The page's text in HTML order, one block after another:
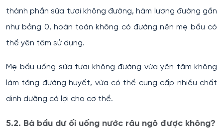
thành phần sữa tươi không đường, hàm lượng đường gần
như bằng 0, hoàn toàn không có đường nên mẹ bầu có
thể yên tâm sử dụng.
Mẹ bầu uống sữa tươi không đường vừa yên tâm không
làm tăng đường huyết, vừa có thể cung cấp nhiều chất
dinh dưỡng có lợi cho cơ thể.
5.2. Bà bầu dư ối uống nước râu ngô được không?